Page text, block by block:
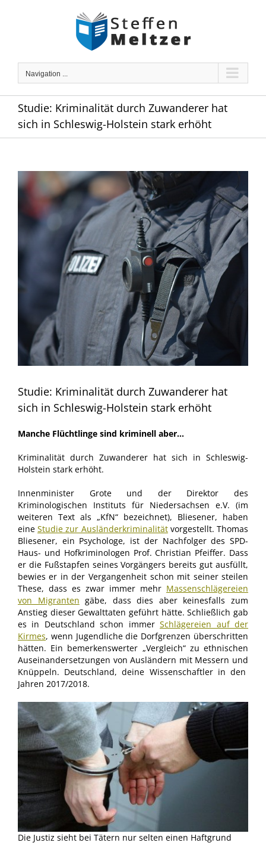
Navigation ...
Studie: Kriminalität durch Zuwanderer hat
sich in Schleswig-Holstein stark erhöht
Zeige
grösseres
Studie: Kriminalität durch Zuwanderer hat
sich in Schleswig-Holstein stark erhöht
Manche Flüchtlinge sind kriminell aber…
Kriminalität durch Zuwanderer hat sich in Schleswig-
Holstein stark erhöht.
Innenminister Grote und der Direktor des
Kriminologischen Instituts für Niedersachsen e.V. (im
weiteren Text als „KfN“ bezeichnet), Bliesener, haben
eineStudie zur Ausländerkriminalitätvorgestellt. Thomas
Bliesener, ein Psychologe, ist der Nachfolger des SPD-
Haus- und Hofkriminologen Prof. Christian Pfeiffer. Dass
er die Fußstapfen seines Vorgängers bereits gut ausfüllt,
bewies er in der Vergangenheit schon mit seiner steilen
These, dass es zwar immer mehr Massenschlägereien
von Migranten gäbe, dass dies aber keinesfalls zum
Anstieg dieser Gewalttaten geführt hätte. Schließlich gab
es in Deutschland schon immerSchlägereien auf der
Kirmes, wenn Jugendliche die Dorfgrenzen überschritten
hätten. Ein bemerkenswerter „Vergleich“ zu ethnischen
Auseinandersetzungen von Ausländern mit Messern und
Knüppeln. Deutschland, deine Wissenschaftler in den
Jahren 2017/2018.
Die Justiz sieht bei Tätern nur selten einen Haftgrund